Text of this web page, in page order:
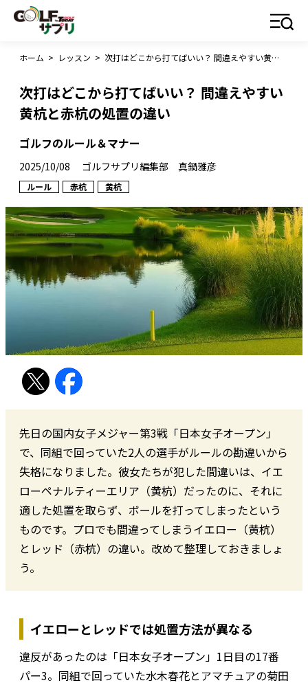
ホーム > レッスン > 次打はどこから打てばいい？ 間違えやすい黄杭と赤杭の処置の違い
次打はどこから打てばいい？ 間違えやすい
黄杭と赤杭の処置の違い
ゴルフのルール＆マナー
2025/10/08 ゴルフサプリ編集部 真鍋雅彦
ルール 赤杭 黄杭
先日の国内女子メジャー第3戦「日本女子オープン」
で、同組で回っていた2人の選手がルールの勘違いから
失格になりました。彼女たちが犯した間違いは、イエ
ローペナルティーエリア（黄杭）だったのに、それに
適した処置を取らず、ボールを打ってしまったという
ものです。プロでも間違ってしまうイエロー（黄杭）
とレッド（赤杭）の違い。改めて整理しておきましょ
う。
イエローとレッドでは処置方法が異なる
違反があったのは「日本女子オープン」1日目の17番
パー3。同組で回っていた水木春花とアマチュアの菊田